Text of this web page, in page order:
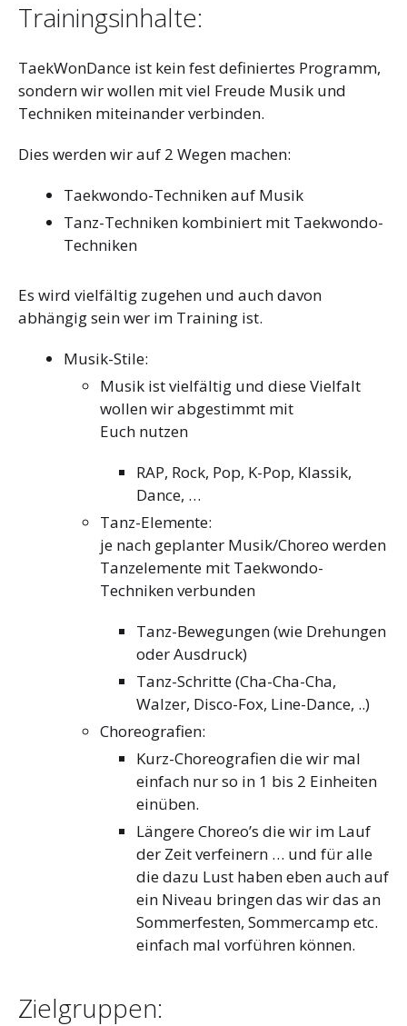
Trainingsinhalte:
TaekWonDance ist kein fest definiertes Programm,
sondern wir wollen mit viel Freude Musik und
Techniken miteinander verbinden.
Dies werden wir auf 2 Wegen machen:
Taekwondo-Techniken auf Musik
Tanz-Techniken kombiniert mit Taekwondo-
Techniken
Es wird vielfältig zugehen und auch davon
abhängig sein wer im Training ist.
Musik-Stile:
Musik ist vielfältig und diese Vielfalt
wollen wir abgestimmt mit
Euch nutzen
RAP, Rock, Pop, K-Pop, Klassik,
Dance, …
Tanz-Elemente:
je nach geplanter Musik/Choreo werden
Tanzelemente mit Taekwondo-
Techniken verbunden
Tanz-Bewegungen (wie Drehungen
oder Ausdruck)
Tanz-Schritte (Cha-Cha-Cha,
Walzer, Disco-Fox, Line-Dance, ..)
Choreografien:
Kurz-Choreografien die wir mal
einfach nur so in 1 bis 2 Einheiten
einüben.
Längere Choreo’s die wir im Lauf
der Zeit verfeinern … und für alle
die dazu Lust haben eben auch auf
ein Niveau bringen das wir das an
Sommerfesten, Sommercamp etc.
einfach mal vorführen können.
Zielgruppen: